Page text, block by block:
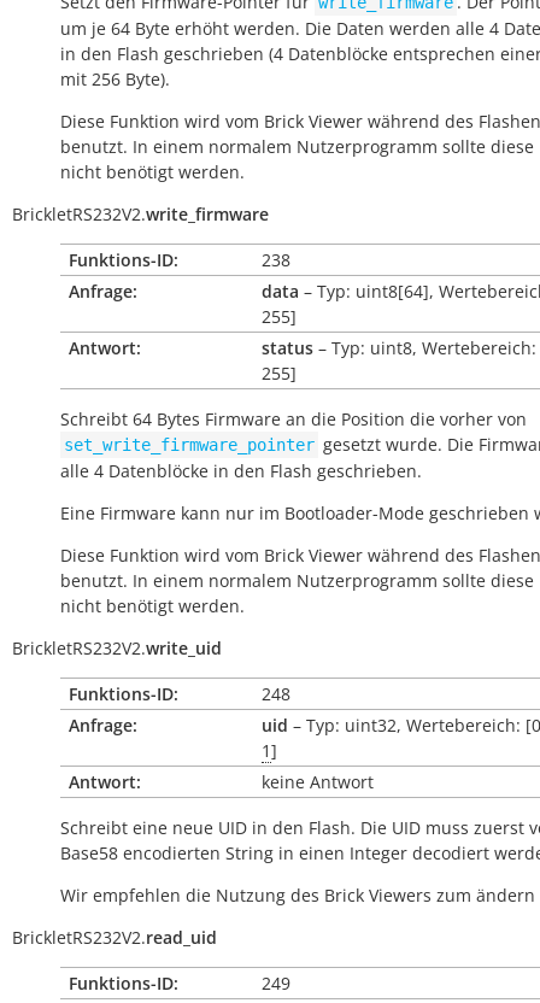
um je 64 Byte erhöht werden. Die Daten werden alle 4
in den Flash geschrieben (4 Datenblöcke entsprechen
mit 256 Byte).
Diese Funktion wird vom Brick Viewer während des
benutzt. In einem normalem Nutzerprogramm sollte diese
nicht benötigt werden.
BrickletRS232V2.write_firmware
Funktions-ID:
238
Anfrage:
data – Typ: uint8[64],
255]
Antwort:
status – Typ: uint8,
255]
Schreibt 64 Bytes Firmware an die Position die vorher von
set_write_firmware_pointer gesetzt wurde. Die
alle 4 Datenblöcke in den Flash geschrieben.
Eine Firmware kann nur im Bootloader-Mode geschrieben
Diese Funktion wird vom Brick Viewer während des
benutzt. In einem normalem Nutzerprogramm sollte diese
nicht benötigt werden.
BrickletRS232V2.write_uid
Funktions-ID:
248
Anfrage:
uid – Typ: uint32, Wertebereich:
1]
Antwort:
keine Antwort
Schreibt eine neue UID in den Flash. Die UID muss zuerst
Base58 encodierten String in einen Integer decodiert
Wir empfehlen die Nutzung des Brick Viewers zum ändern
BrickletRS232V2.read_uid
Funktions-ID:
249